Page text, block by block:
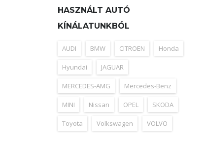
HASZNÁLT AUTÓ
KÍNÁLATUNKBÓL
AUDI BMW CITROEN Honda
Hyundai JAGUAR
MERCEDES-AMG Mercedes-Benz
MINI Nissan OPEL SKODA
Toyota Volkswagen VOLVO